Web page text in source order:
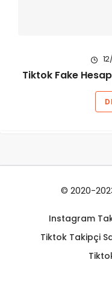
Tiktok Fake Hesap
© 2020-
Instagram
Tiktok Takipçi